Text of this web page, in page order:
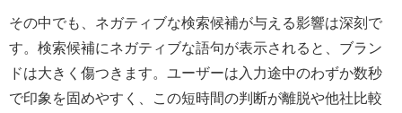
その中でも、ネガティブな検索候補が与える影響は深刻で
す。検索候補にネガティブな語句が表示されると、ブラン
ドは大きく傷つきます。ユーザーは入力途中のわずか数秒
で印象を固めやすく、この短時間の判断が離脱や他社比較